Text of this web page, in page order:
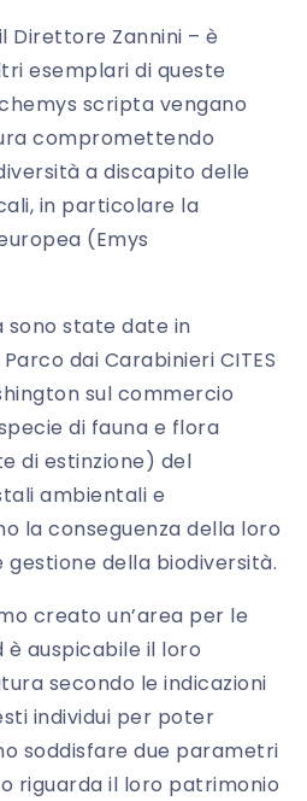
Direttore Zannini – è
esemplari di queste
scripta vengano
compromettendo
a discapito delle
in particolare la
(Emys
sono state date in
dai Carabinieri CITES
sul commercio
di fauna e flora
di estinzione) del
ambientali e
la conseguenza della loro
della biodiversità.
creato un’area per le
auspicabile il loro
secondo le indicazioni
individui per poter
soddisfare due parametri
riguarda il loro patrimonio